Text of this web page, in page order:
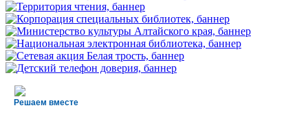
Решаем вместе